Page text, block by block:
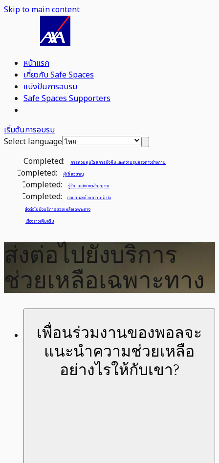
Skip to main content
หน้าแรก
เกี่ยวกับ Safe Spaces
แบ่งปันการอบรม
Safe Spaces Supporters
เริ่มต้นการอบรม
Select language
Completed:
การควบคุมโดยการบังคับและความรุนแรงทางร่างกาย
Completed: ผู้เชี่ยวชาญ
Completed: รู้จักและสังเกตสัญญาณ
Completed:
ตอบสนองด้วยความเข้าใจ
ส่งต่อไปยังบริการช่วยเหลือเฉพาะทาง
เรื่องราวเพิ่มเติม
ส่งต่อไปยังบริการ
ช่วยเหลือเฉพาะทาง
เพื่อนร่วมงานของพอลจะ
แนะนำความช่วยเหลือ
อย่างไรให้กับเขา?